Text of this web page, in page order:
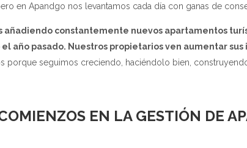
en Apandgo nos levantamos cada día con ganas de
añadiendo constantemente nuevos apartamentos
el año pasado. Nuestros propietarios ven aumentar
porque seguimos creciendo, haciéndolo bien,
EN LA GESTIÓN DE